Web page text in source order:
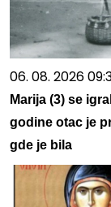
06. 08. 2026
Marija (3) se
godine otac je
gde je bila